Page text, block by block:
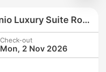
Terrazza Marco Antonio Luxury Suite Rome
Check-out
Mon, 2 Nov 2026